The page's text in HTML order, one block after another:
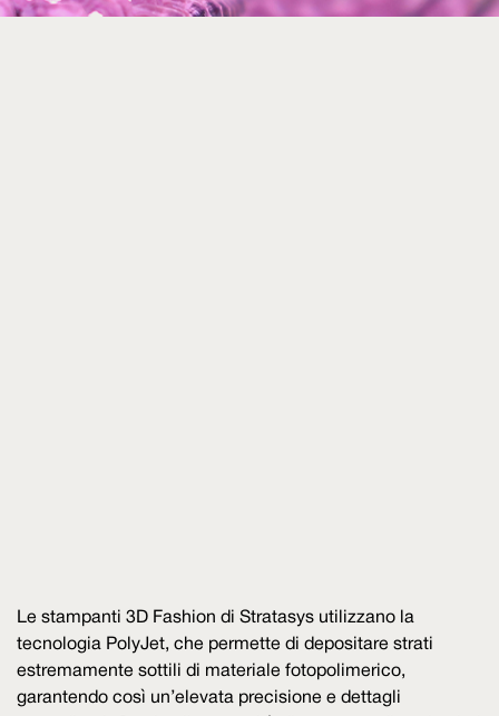
Le stampanti 3D Fashion di Stratasys utilizzano la
tecnologia PolyJet, che permette di depositare strati
estremamente sottili di materiale fotopolimerico,
garantendo così un’elevata precisione e dettagli